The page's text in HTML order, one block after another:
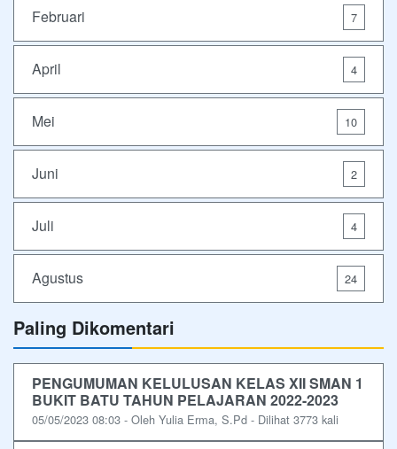
Februari 7
April 4
Mei 10
Juni 2
Juli 4
Agustus 24
Paling Dikomentari
PENGUMUMAN KELULUSAN KELAS XII SMAN 1
BUKIT BATU TAHUN PELAJARAN 2022-2023
05/05/2023 08:03 - Oleh Yulia Erma, S.Pd - Dilihat 3773 kali